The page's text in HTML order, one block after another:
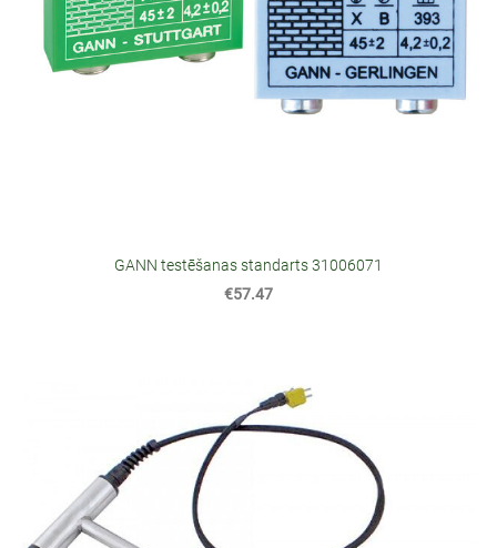
GANN testēšanas standarts 31006071
€57.47